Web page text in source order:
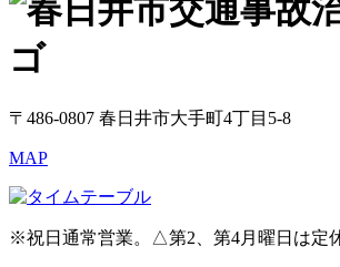
〒486-0807 春日井市大手町4丁目5-8
MAP
※祝日通常営業。△第2、第4月曜日は定